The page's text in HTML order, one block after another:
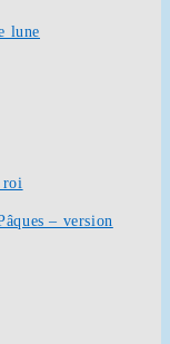
lune
roi
– version